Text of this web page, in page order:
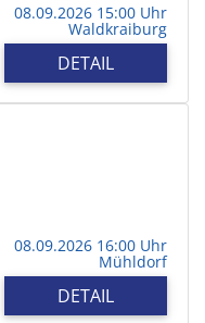
08.09.2026 15:00 Uhr
Waldkraiburg
DETAIL
08.09.2026 16:00 Uhr
Mühldorf
DETAIL